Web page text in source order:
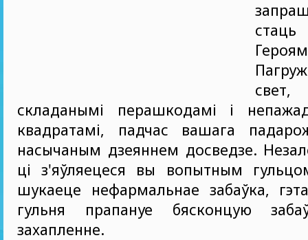
складанымі перашкодамі і
квадратамі, падчас вашага
насычаным дзеяннем досведзе.
ці з'яўляецеся вы вопытным
шукаеце нефармальнае забаўка,
гульня прапануе бясконцую
захапленне.